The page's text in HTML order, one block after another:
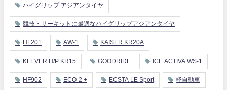
ハイグリップ アジアンタイヤ
競技・サーキットに最適なハイグリップアジアンタイヤ
HF201 AW-1 KAISER KR20A
KLEVER H/P KR15 GOODRIDE ICE ACTIVA WS-1
HF902 ECO-2 + ECSTA LE Sport 軽自動車